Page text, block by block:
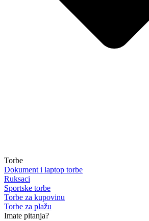
Torbe
Dokument i laptop torbe
Ruksaci
Sportske torbe
Torbe za kupovinu
Torbe za plažu
Imate pitanja?